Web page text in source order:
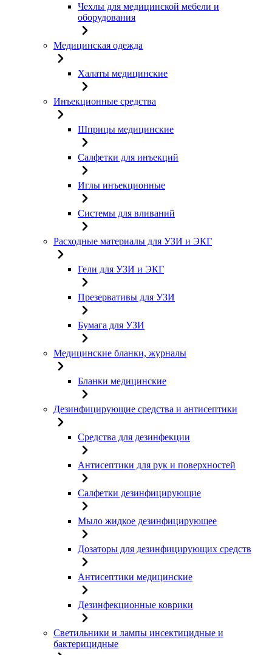
Чехлы для медицинской мебели и
оборудования
Медицинская одежда
Халаты медицинские
Инъекционные средства
Шприцы медицинские
Салфетки для инъекций
Иглы инъекционные
Системы для вливаний
Расходные материалы для УЗИ и ЭКГ
Гели для УЗИ и ЭКГ
Презервативы для УЗИ
Бумага для УЗИ
Медицинские бланки, журналы
Бланки медицинские
Дезинфицирующие средства и антисептики
Средства для дезинфекции
Антисептики для рук и поверхностей
Салфетки дезинфицирующие
Мыло жидкое дезинфицирующее
Дозаторы для дезинфицирующих средств
Антисептики медицинские
Дезинфекционные коврики
Светильники и лампы инсектицидные и
бактерицидные